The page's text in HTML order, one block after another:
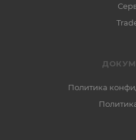
Политика